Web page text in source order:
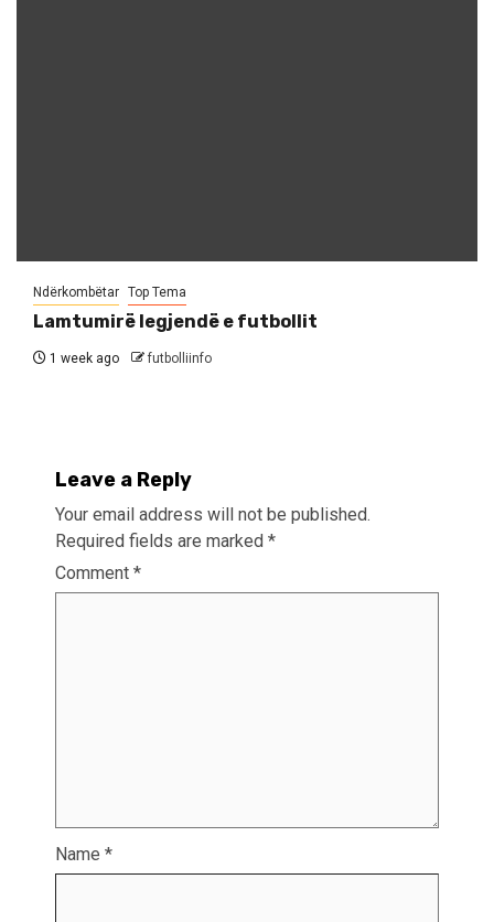
Ndërkombëtar Top Tema
Lamtumirë legjendë e futbollit
1 week ago futbolliinfo
Leave a Reply
Your email address will not be published.
Required fields are marked *
Comment *
Name *